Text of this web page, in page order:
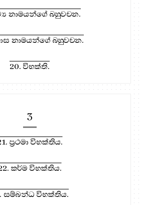
නාමයන්ගේ බහුවචන.
නාමයන්ගේ බහුවචන.
20. විභක්ති.
3
ප්‍රථමා විභක්තිය.
කර්ම විභක්තිය.
සම්බන්ධ විභක්තිය.